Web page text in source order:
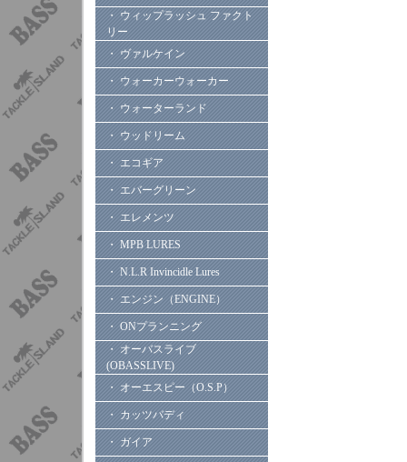
・ ウィップラッシュ ファクト
リー
・ ヴァルケイン
・ ウォーカーウォーカー
・ ウォーターランド
・ ウッドリーム
・ エコギア
・ エバーグリーン
・ エレメンツ
・ MPB LURES
・ N.L.R Invincidle Lures
・ エンジン（ENGINE）
・ ONプランニング
・ オーバスライブ
(OBASSLIVE)
・ オーエスピー（O.S.P）
・ カッツバディ
・ ガイア